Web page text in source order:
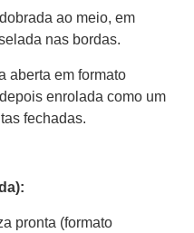
ao meio, em
nas bordas.
aberta em formato
enrolada como um
fechadas.
pronta (formato